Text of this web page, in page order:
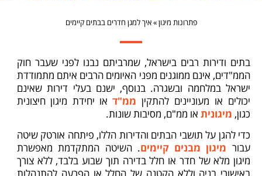
פתרונות מיגון»איך למגן חדרים בבתים קיימים
בתים ודירות רבים בישראל, שמרביתם נבנו לפני שעבר חוק
הממ"דים, אינם ממוגנים מפני האיומים הרבים איתם מתמודדת
ישראל במלחמה ובשגרה. בנוסף, ישנם בעלי דירות שאינם
יכולים או מעוניינים להתקין ממ"ד או יחידת מיגון חיצונית
כגון, מיגונית או ממ"ם, מסיבות שונות.
כדי להגן על תושבי הבתים והדירות הללו, פיתחה אורטק שיטה
עבור מיגון מבנים קיימים. השיטה המתקדמת מאפשרת
מיגון מלא של חדר או חלל בדירה תוך שבוע בלבד, ללא צורך